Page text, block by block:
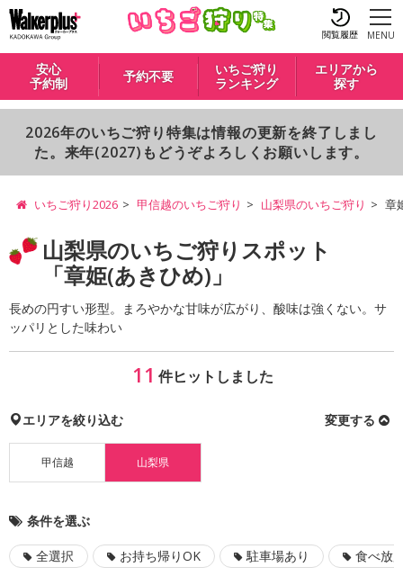
閲覧履歴 MENU
安心
予約制
予約不要
いちご狩り
ランキング
エリアから
探す
2026年のいちご狩り特集は情報の更新を終了しまし
た。来年(2027)もどうぞよろしくお願いします。
いちご狩り2026 甲信越のいちご狩り 山梨県のいちご狩り 章
山梨県のいちご狩りスポット
「章姫(あきひめ)」
長めの円すい形型。まろやかな甘味が広がり、酸味は強くない。サ
ッパリとした味わい
11 件ヒットしました
エリアを絞り込む 変更する
甲信越 山梨県
条件を選ぶ
全選択 お持ち帰りOK 駐車場あり 食べ放